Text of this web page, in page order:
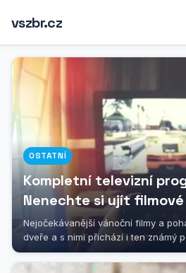
vszbr.cz
OSTATNÍ
Kompletní televizní
Nenechte si ujít
Nejočekávanější vánoční filmy a
dveře a s nimi přichází i ten známý
sesedne kolem...